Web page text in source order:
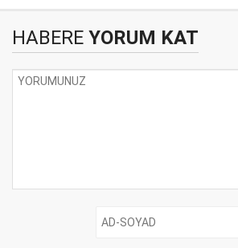
HABERE YORUM KAT